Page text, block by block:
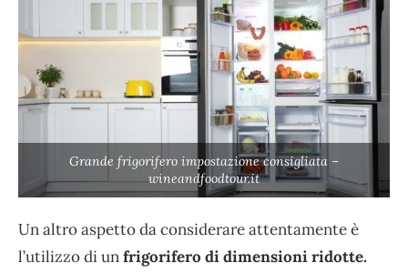
Grande frigorifero impostazione consigliata –
wineandfoodtour.it
Un altro aspetto da considerare attentamente è
l’utilizzo di unfrigorifero di dimensioni ridotte.